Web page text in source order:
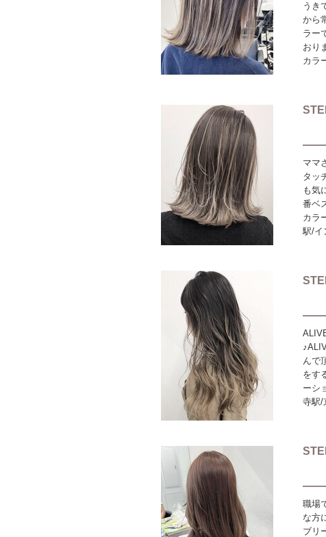
うき
から
ラー
おり
カラ
ママ
タッ
も気
番ベ
カラ
駅/イ
んで
をす
ーシ
寺駅/
職場
な方
ブリ